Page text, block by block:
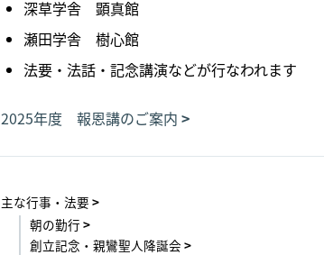
深草学舎 顕真館
瀬田学舎 樹心館
法要・法話・記念講演などが行なわれます
2025年度 報恩講のご案内
主な行事・法要
朝の勤行
創立記念・親鸞聖人降誕会